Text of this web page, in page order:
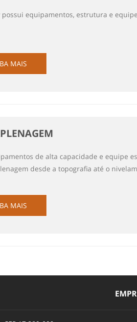
possui equipamentos, estrutura e
MAIS
de alta capacidade e equipe
desde a topografia até o
MAIS